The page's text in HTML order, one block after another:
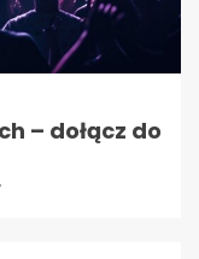
– dołącz do